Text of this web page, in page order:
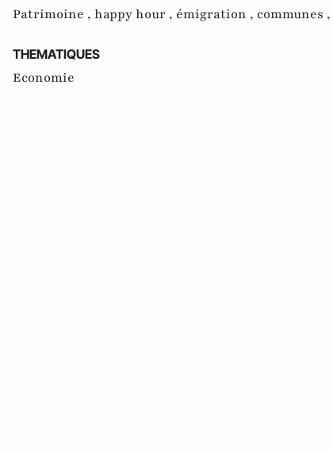
Patrimoine , happy hour , émigration , communes ,
THEMATIQUES
Economie